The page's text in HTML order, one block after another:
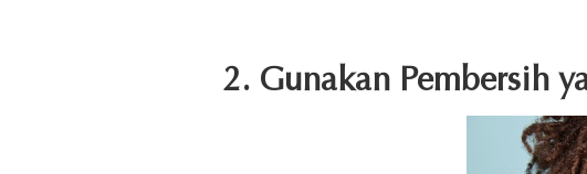
2. Gunakan Pembersih